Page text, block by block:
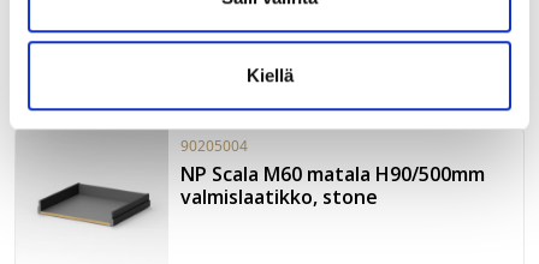
Kiellä
Grass Scala H90/500 laatikko leveydessä M80. Paketissa
myös 40kg kiskot sekä etusarjakiinnikkeet laajenevalla
90205004
NP Scala M60 matala H90/500mm
valmislaatikko, stone